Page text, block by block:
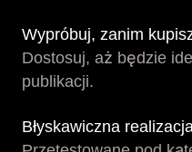
Wypróbuj, zanim
Dostosuj, aż będzie
publikacji.
Błyskawiczna